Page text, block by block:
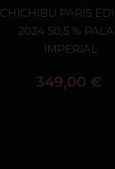
CHICHIBU PARIS
2024 50,5 %
IMPERIAL
Prix
349,00 €